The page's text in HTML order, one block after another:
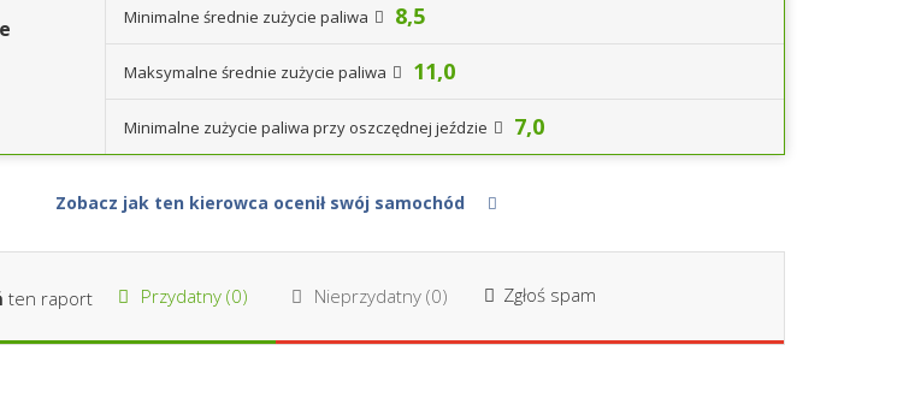
Minimalne średnie zużycie paliwa 8,5
Maksymalne średnie zużycie paliwa 11,0
Minimalne zużycie paliwa przy oszczędnej jeździe 7,0
Zobacz jak ten kierowca ocenił swój samochód
ten raport Przydatny (0) Nieprzydatny (0) Zgłoś spam